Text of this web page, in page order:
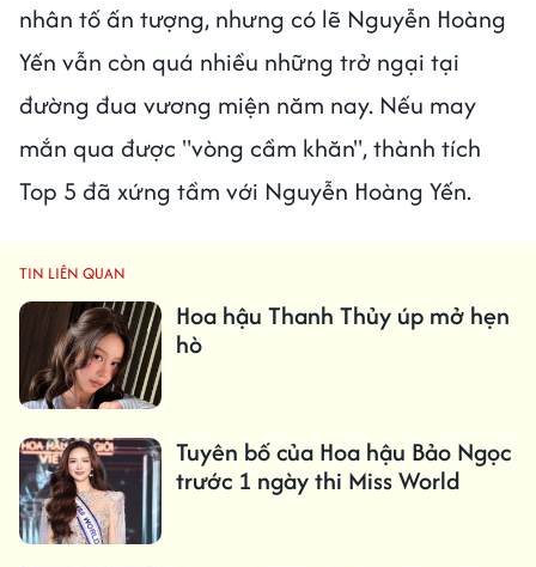
nhân tố ấn tượng, nhưng có lẽ Nguyễn Hoàng
Yến vẫn còn quá nhiều những trở ngại tại
đường đua vương miện năm nay. Nếu may
mắn qua được "vòng cầm khăn", thành tích
Top 5 đã xứng tầm với Nguyễn Hoàng Yến.
TIN LIÊN QUAN
Hoa hậu Thanh Thủy úp mở hẹn
hò
Tuyên bố của Hoa hậu Bảo Ngọc
trước 1 ngày thi Miss World